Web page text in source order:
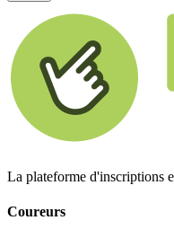
La plateforme d'inscriptions
Coureurs